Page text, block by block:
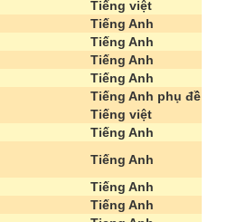
Tiếng việt
Tiếng Anh
Tiếng Anh
Tiếng Anh
Tiếng Anh
Tiếng Anh phụ đề
Tiếng việt
Tiếng Anh
Tiếng Anh
Tiếng Anh
Tiếng Anh